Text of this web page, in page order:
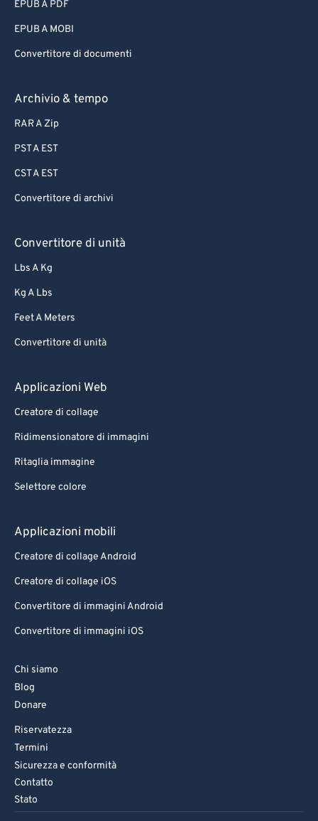
EPUB A PDF
EPUB A MOBI
Convertitore di documenti
Archivio & tempo
RAR A Zip
PST A EST
CST A EST
Convertitore di archivi
Convertitore di unità
Lbs A Kg
Kg A Lbs
Feet A Meters
Convertitore di unità
Applicazioni Web
Creatore di collage
Ridimensionatore di immagini
Ritaglia immagine
Selettore colore
Applicazioni mobili
Creatore di collage Android
Creatore di collage iOS
Convertitore di immagini Android
Convertitore di immagini iOS
Chi siamo
Blog
Donare
Riservatezza
Termini
Sicurezza e conformità
Contatto
Stato